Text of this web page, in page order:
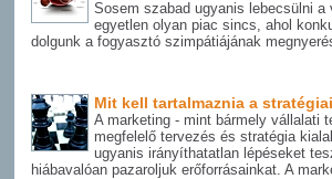
Sosem szabad ugyanis lebecsülni
egyetlen olyan piac sincs, ahol
dolgunk a fogyasztó szimpátiájának
Mit kell tartalmaznia a
A marketing - mint bármely vállalati
megfelelő tervezés és stratégia
ugyanis irányíthatatlan lépéseket
hiábavalóan pazaroljuk erőforrásainkat. A